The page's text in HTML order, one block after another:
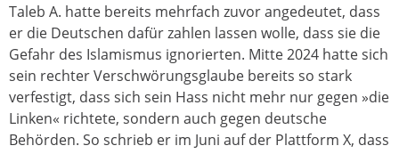
Taleb A. hatte bereits mehrfach zuvor angedeutet, dass
er die Deutschen dafür zahlen lassen wolle, dass sie die
Gefahr des Islamismus ignorierten. Mitte 2024 hatte sich
sein rechter Verschwörungsglaube bereits so stark
verfestigt, dass sich sein Hass nicht mehr nur gegen »die
Linken« richtete, sondern auch gegen deutsche
Behörden. So schrieb er im Juni auf der Plattform X, dass